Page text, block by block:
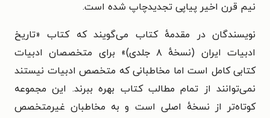
نیم قرن اخیر پیاپی تجدیدچاپ شده است.
نویسندگان در مقدمهٔ کتاب می‌گویند که کتاب «تاریخ
ادبیات ایران (نسخهٔ ۸ جلدی)» برای متخصصان ادبیات
کتابی کامل است اما مخاطبانی که متخصص ادبیات نیستند
نمی‌توانند از تمام مطالب کتاب بهره ببرند. این مجموعه
کوتاه‌تر از نسخهٔ اصلی است و به مخاطبان غیرمتخصص